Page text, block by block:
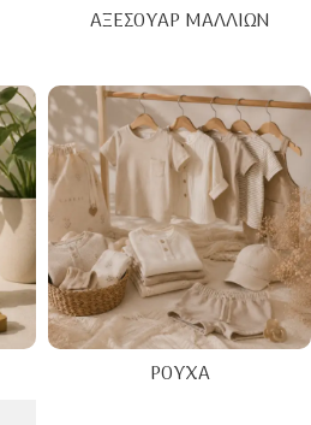
ΑΞΕΣΟΥΆΡ ΜΑΛΛΙΏΝ
ΡΟΎΧΑ